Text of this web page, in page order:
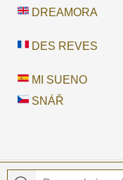
DREAMORA
DES REVES
MI SUENO
SNÁŘ